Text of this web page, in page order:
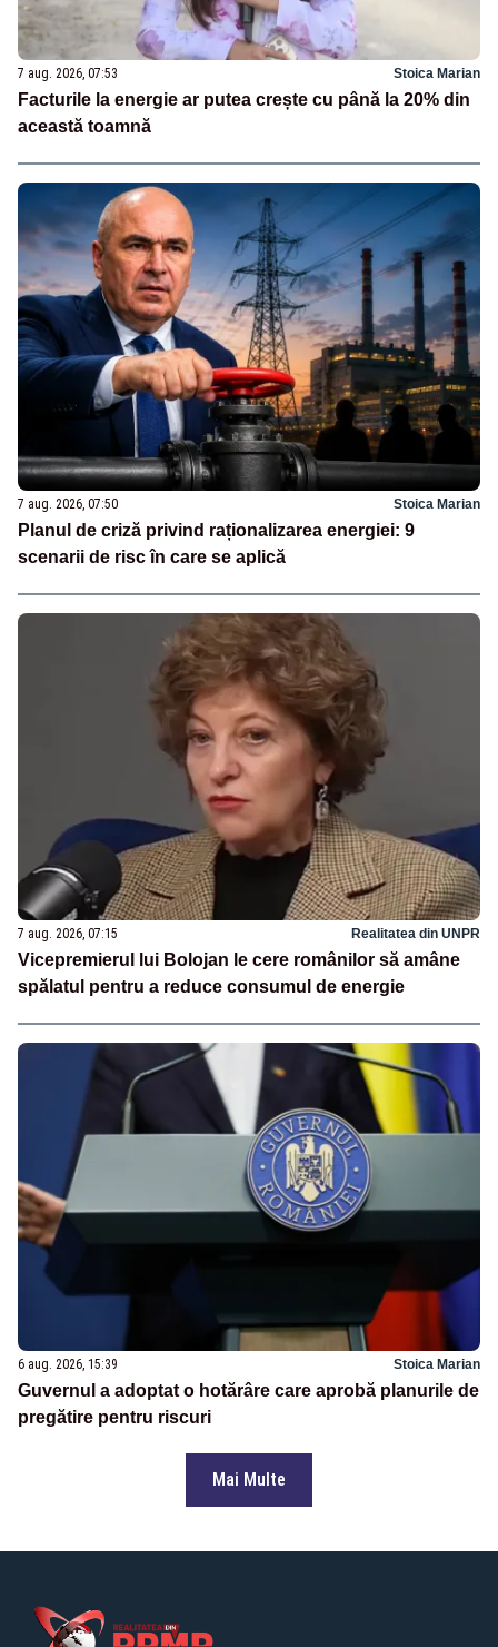
7 aug. 2026, 07:53 Stoica Marian
Facturile la energie ar putea crește cu până la 20% din
această toamnă
7 aug. 2026, 07:50 Stoica Marian
Planul de criză privind raționalizarea energiei: 9
scenarii de risc în care se aplică
7 aug. 2026, 07:15 Realitatea din UNPR
Vicepremierul lui Bolojan le cere românilor să amâne
spălatul pentru a reduce consumul de energie
6 aug. 2026, 15:39 Stoica Marian
Guvernul a adoptat o hotărâre care aprobă planurile de
pregătire pentru riscuri
Mai Multe